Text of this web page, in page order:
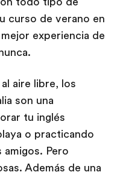
curso de verano en
experiencia de
aire libre, los
son una
tu inglés
o practicando
Pero
Además de una